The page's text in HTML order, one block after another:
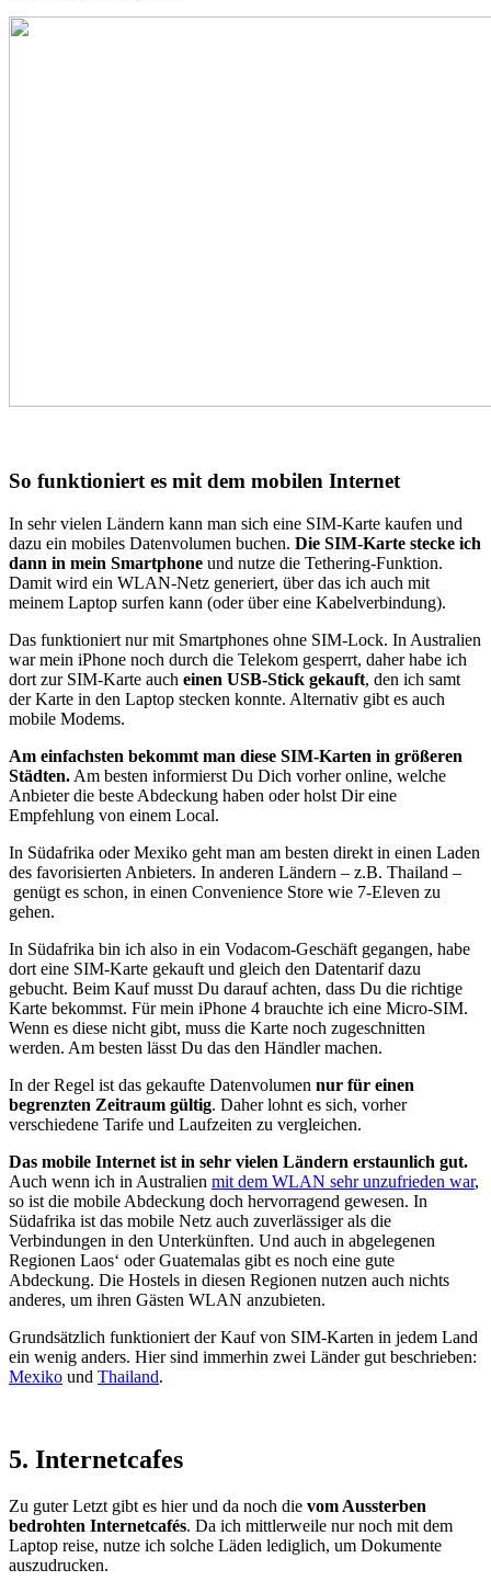
So funktioniert es mit dem mobilen Internet
In sehr vielen Ländern kann man sich eine SIM-Karte kaufen und
dazu ein mobiles Datenvolumen buchen. Die SIM-Karte stecke ich
dann in mein Smartphone und nutze die Tethering-Funktion.
Damit wird ein WLAN-Netz generiert, über das ich auch mit
meinem Laptop surfen kann (oder über eine Kabelverbindung).
Das funktioniert nur mit Smartphones ohne SIM-Lock. In Australien
war mein iPhone noch durch die Telekom gesperrt, daher habe ich
dort zur SIM-Karte auch einen USB-Stick gekauft, den ich samt
der Karte in den Laptop stecken konnte. Alternativ gibt es auch
mobile Modems.
Am einfachsten bekommt man diese SIM-Karten in größeren
Städten. Am besten informierst Du Dich vorher online, welche
Anbieter die beste Abdeckung haben oder holst Dir eine
Empfehlung von einem Local.
In Südafrika oder Mexiko geht man am besten direkt in einen Laden
des favorisierten Anbieters. In anderen Ländern – z.B. Thailand –
genügt es schon, in einen Convenience Store wie 7-Eleven zu
gehen.
In Südafrika bin ich also in ein Vodacom-Geschäft gegangen, habe
dort eine SIM-Karte gekauft und gleich den Datentarif dazu
gebucht. Beim Kauf musst Du darauf achten, dass Du die richtige
Karte bekommst. Für mein iPhone 4 brauchte ich eine Micro-SIM.
Wenn es diese nicht gibt, muss die Karte noch zugeschnitten
werden. Am besten lässt Du das den Händler machen.
In der Regel ist das gekaufte Datenvolumen nur für einen
begrenzten Zeitraum gültig. Daher lohnt es sich, vorher
verschiedene Tarife und Laufzeiten zu vergleichen.
Das mobile Internet ist in sehr vielen Ländern erstaunlich gut.
Auch wenn ich in Australien mit dem WLAN sehr unzufrieden war,
so ist die mobile Abdeckung doch hervorragend gewesen. In
Südafrika ist das mobile Netz auch zuverlässiger als die
Verbindungen in den Unterkünften. Und auch in abgelegenen
Regionen Laos‘ oder Guatemalas gibt es noch eine gute
Abdeckung. Die Hostels in diesen Regionen nutzen auch nichts
anderes, um ihren Gästen WLAN anzubieten.
Grundsätzlich funktioniert der Kauf von SIM-Karten in jedem Land
ein wenig anders. Hier sind immerhin zwei Länder gut beschrieben:
Mexiko und Thailand.
5. Internetcafes
Zu guter Letzt gibt es hier und da noch die vom Aussterben
bedrohten Internetcafés. Da ich mittlerweile nur noch mit dem
Laptop reise, nutze ich solche Läden lediglich, um Dokumente
auszudrucken.